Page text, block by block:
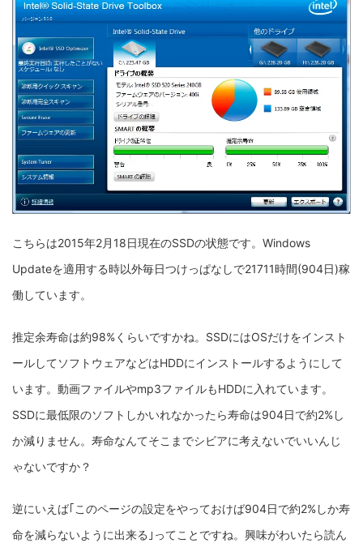
こちらは2015年2月18日現在のSSDの状態です。Windows
Updateを適用する時以外毎日つけっぱなしで21711時間(904日)稼
働しています。
推定余寿命は約98%くらいですかね。SSDにはOSだけをインスト
ールしてソフトウェアなどはHDDにインストールするようにして
います。動画ファイルやmp3ファイルもHDDに入れています。
SSDに最低限のソフトしかいれなかったら寿命は904日で約2%し
か減りません。寿命なんてそこまでシビアに考えないでいいんじ
ゃないですか？
逆にいえば｢このページの設定をやっておけば904日で約2%しか寿
命を減らないように出来る｣ってことですね。興味がわいたら読ん